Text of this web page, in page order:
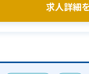
求人詳細